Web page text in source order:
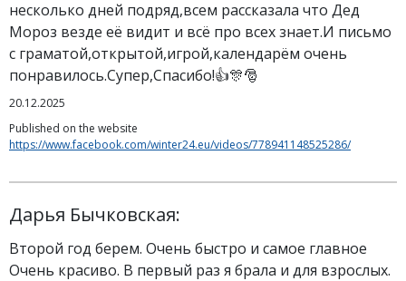
несколько дней подряд,всем рассказала что Дед
Мороз везде её видит и всё про всех знает.И письмо
с граматой,открытой,игрой,календарём очень
понравилось.Супер,Спасибо!👍🎊🎅
20.12.2025
Published on the website
https://www.facebook.com/winter24.eu/videos/778941148525286/
Дарья Бычковская:
Второй год берем. Очень быстро и самое главное
Очень красиво. В первый раз я брала и для взрослых.